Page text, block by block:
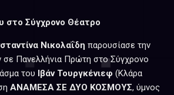
στο Σύγχρονο Θέατρο
Νικολαΐδη παρουσίασε την
σε Πανελλήνια Πρώτη στο Σύγχρονο
του Ιβάν Τουργκένιεφ (Κλάρα
ΑΝΑΜΕΣΑ ΣΕ ΔΥΟ ΚΟΣΜΟΥΣ, ύμνος